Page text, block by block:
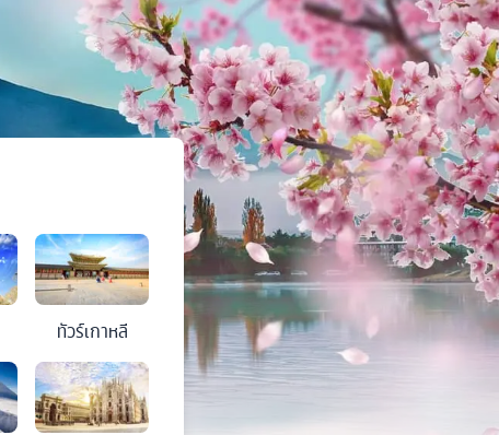
ทัวร์เกาหลี